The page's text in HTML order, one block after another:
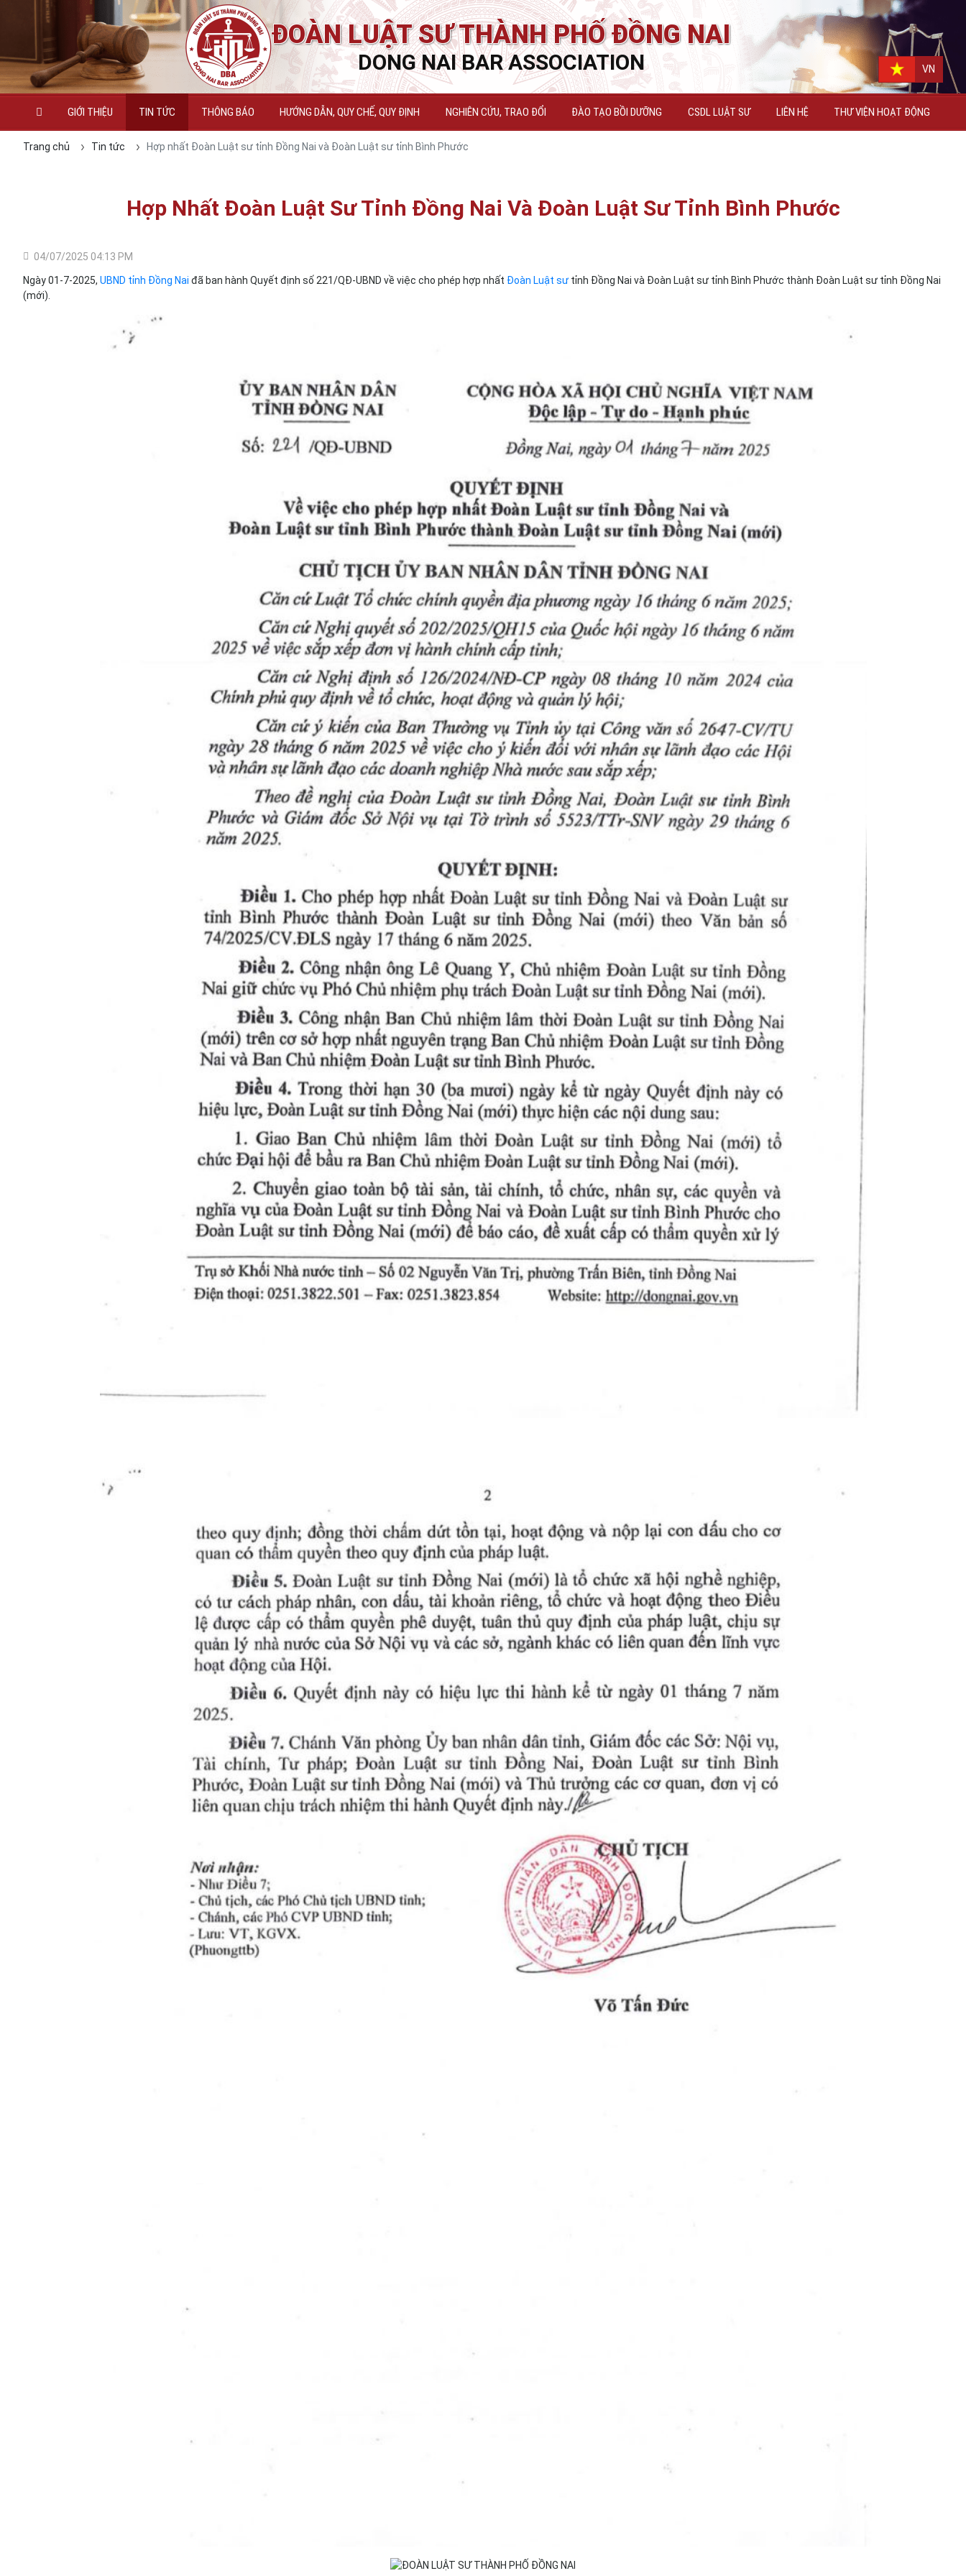
ĐOÀN LUẬT SƯ THÀNH PHỐ ĐỒNG NAI
DONG NAI BAR ASSOCIATION VN
GIỚI THIỆU TIN TỨC THÔNG BÁO HƯỚNG DẪN, QUY CHẾ, QUY ĐỊNH NGHIÊN CỨU, TRAO ĐỔI ĐÀO TẠO BỒI DƯỠNG CSDL LUẬT SƯ LIÊN HỆ THƯ VIỆN HOẠT ĐỘNG
Trang chủ Tin tức Hợp nhất Đoàn Luật sư tỉnh Đồng Nai và Đoàn Luật sư tỉnh Bình Phước
Hợp Nhất Đoàn Luật Sư Tỉnh Đồng Nai Và Đoàn Luật Sư Tỉnh Bình Phước
04/07/2025 04:13 PM
Ngày 01-7-2025, UBND tỉnh Đồng Nai đã ban hành Quyết định số 221/QĐ-UBND về việc cho phép hợp nhất Đoàn Luật sư tỉnh Đồng Nai và Đoàn Luật sư tỉnh Bình Phước thành Đoàn Luật sư tỉnh Đồng Nai
(mới).